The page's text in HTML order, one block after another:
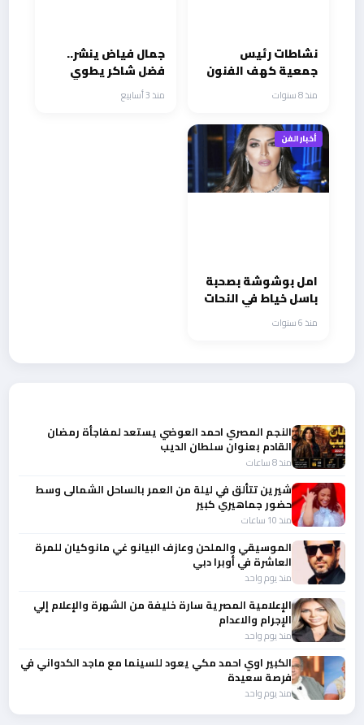
نشاطات رئيس
جمعية كهف الفنون
منذ 8 سنوات
جمال فياض ينشر..
فضل شاكر يطوي
صفحة الماضي
والدوحة محطته
منذ 3 أسابيع
أخبار الفن
امل بوشوشة بصحبة
باسل خياط في النحات
منذ 6 سنوات
النجم المصري احمد العوضي يستعد لمفاجأة رمضان
القادم بعنوان سلطان الديب
منذ 8 ساعات
شيرين تتألق في ليلة من العمر بالساحل الشمالى وسط
حضور جماهيري كبير
منذ 10 ساعات
الموسيقي والملحن وعازف البيانو غي مانوكيان للمرة
العاشرة في أوبرا دبي
منذ يوم واحد
الإعلامية المصرية سارة خليفة من الشهرة والإعلام إلي
الإجرام والاعدام
منذ يوم واحد
الكبير اوي احمد مكي يعود للسينما مع ماجد الكدواني في
فرصة سعيدة
منذ يوم واحد